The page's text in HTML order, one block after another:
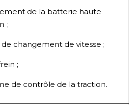
de la batterie haute
;
de changement de vitesse ;
;
de contrôle de la traction.